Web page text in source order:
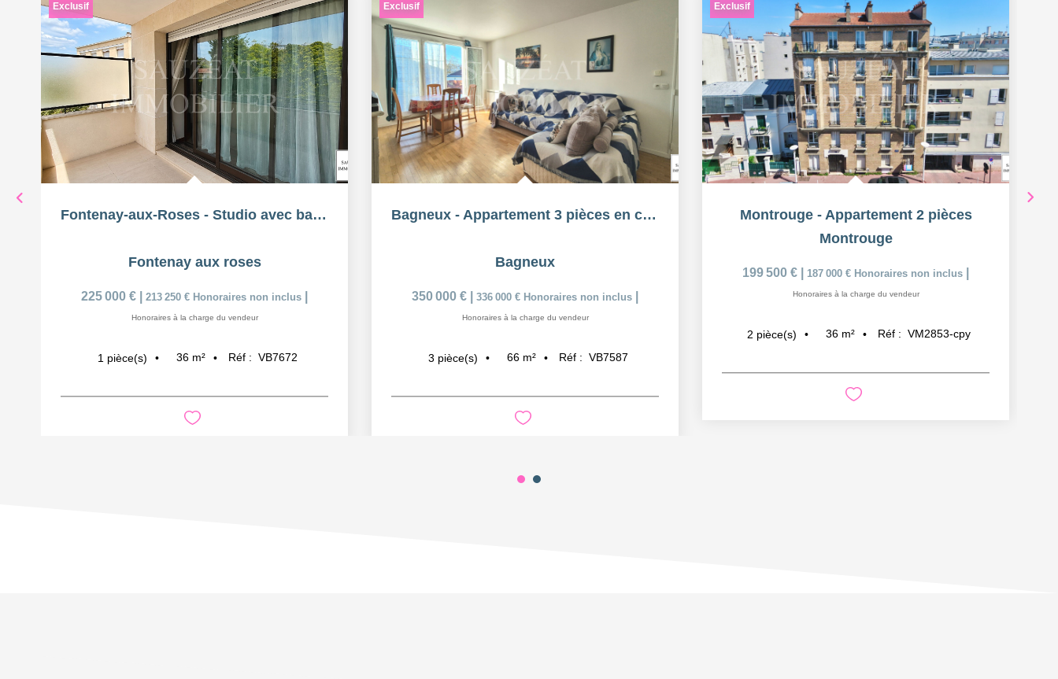
Exclusif
Fontenay-aux-Roses - Studio avec balcon
Fontenay aux roses
225 000 € 213 250 € Honoraires non inclus
Honoraires à la charge du vendeur
1 pièce(s) 36 m² Réf : VB7672
Exclusif
Bagneux - Appartement 3 pièces en coeur de ville
Bagneux
350 000 € 336 000 € Honoraires non inclus
Honoraires à la charge du vendeur
3 pièce(s) 66 m² Réf : VB7587
Exclusif
Montrouge - Appartement 2 pièces
Montrouge
199 500 € 187 000 € Honoraires non inclus
Honoraires à la charge du vendeur
2 pièce(s) 36 m² Réf : VM2853-cpy